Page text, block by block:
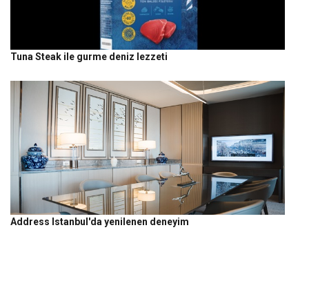
Tuna Steak ile gurme deniz lezzeti
Address Istanbul'da yenilenen deneyim